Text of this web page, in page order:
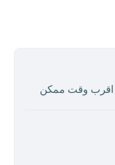
وقت ممكن